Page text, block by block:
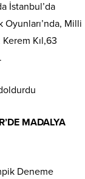
İstanbul’da
Milli
Kıl,63
MADALYA
Deneme